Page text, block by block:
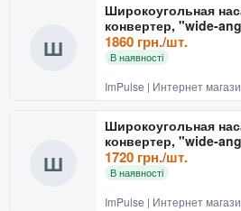
Ш
Широкоугольная
конвертер, "wide-
0.45x
1860 грн./шт.
В наявності
ImPulse | Интернет
Ш
Широкоугольная
конвертер, "wide-
0.45x
1720 грн./шт.
В наявності
ImPulse | Интернет